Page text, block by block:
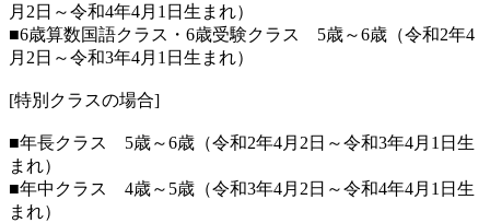
月2日～令和4年4月1日生まれ）
■6歳算数国語クラス・6歳受験クラス 5歳～6歳（令和2年4
月2日～令和3年4月1日生まれ）
[特別クラスの場合]
■年長クラス 5歳～6歳（令和2年4月2日～令和3年4月1日生
まれ）
■年中クラス 4歳～5歳（令和3年4月2日～令和4年4月1日生
まれ）